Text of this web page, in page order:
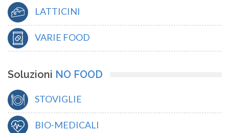
LATTICINI
VARIE FOOD
Soluzioni NO FOOD
STOVIGLIE
BIO-MEDICALI